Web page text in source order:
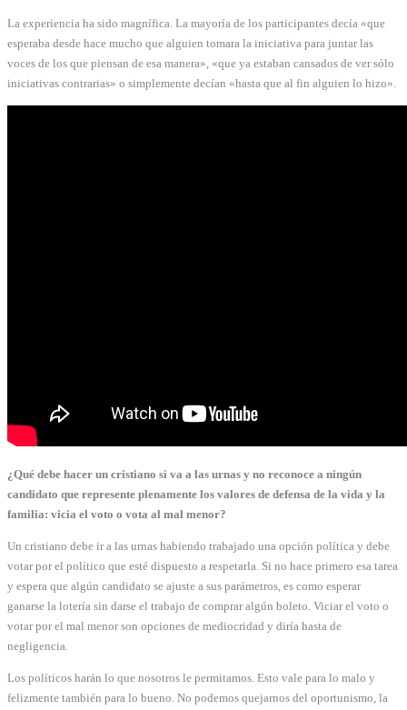
La experiencia ha sido magnífica. La mayoría de los participantes decía «que
esperaba desde hace mucho que alguien tomara la iniciativa para juntar las
voces de los que piensan de esa manera», «que ya estaban cansados de ver sólo
iniciativas contrarias» o simplemente decían «hasta que al fin alguien lo hizo».
¿Qué debe hacer un cristiano si va a las urnas y no reconoce a ningún
candidato que represente plenamente los valores de defensa de la vida y la
familia: vicia el voto o vota al mal menor?
Un cristiano debe ir a las urnas habiendo trabajado una opción política y debe
votar por el político que esté dispuesto a respetarla. Si no hace primero esa tarea
y espera que algún candidato se ajuste a sus parámetros, es como esperar
ganarse la lotería sin darse el trabajo de comprar algún boleto. Viciar el voto o
votar por el mal menor son opciones de mediocridad y diría hasta de
negligencia.
Los políticos harán lo que nosotros le permitamos. Esto vale para lo malo y
felizmente también para lo bueno. No podemos quejarnos del oportunismo, la